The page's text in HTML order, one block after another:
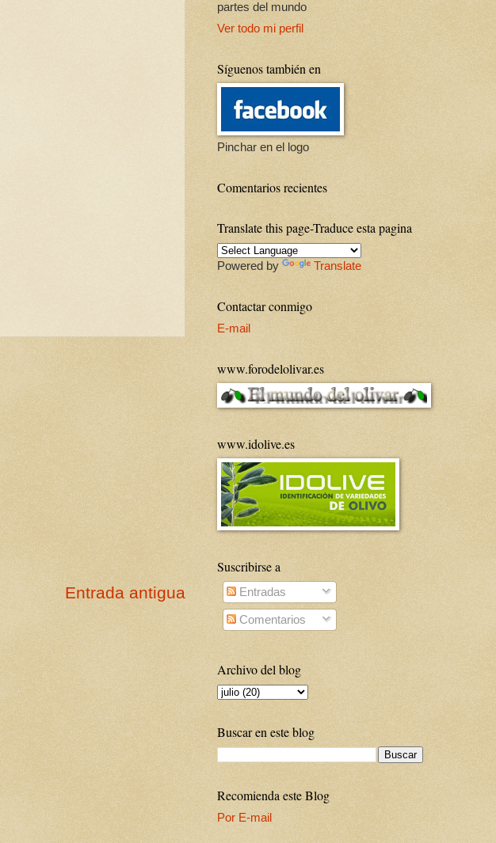
Entrada antigua
partes del mundo
Ver todo mi perfil
Síguenos también en
Pinchar en el logo
Comentarios recientes
Translate this page-Traduce esta pagina
Powered by Translate
Contactar conmigo
E-mail
www.forodelolivar.es
www.idolive.es
Suscribirse a
Entradas
Comentarios
Archivo del blog
Buscar en este blog
Recomienda este Blog
Por E-mail